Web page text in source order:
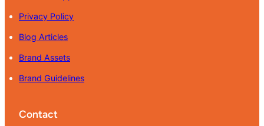
Privacy Policy
Blog Articles
Brand Assets
Brand Guidelines
Contact